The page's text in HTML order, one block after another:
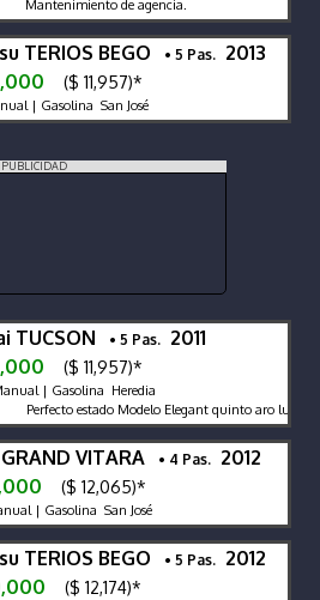
Mantenimiento de agencia.
TERIOS BEGO • 5 Pas. 2013
($ 11,957)*
| Gasolina San José
PUBLICIDAD
TUCSON • 5 Pas. 2011
($ 11,957)*
| Gasolina Heredia
Perfecto estado Modelo Elegant quinto aro lujo
VITARA • 4 Pas. 2012
($ 12,065)*
| Gasolina San José
TERIOS BEGO • 5 Pas. 2012
($ 12,174)*